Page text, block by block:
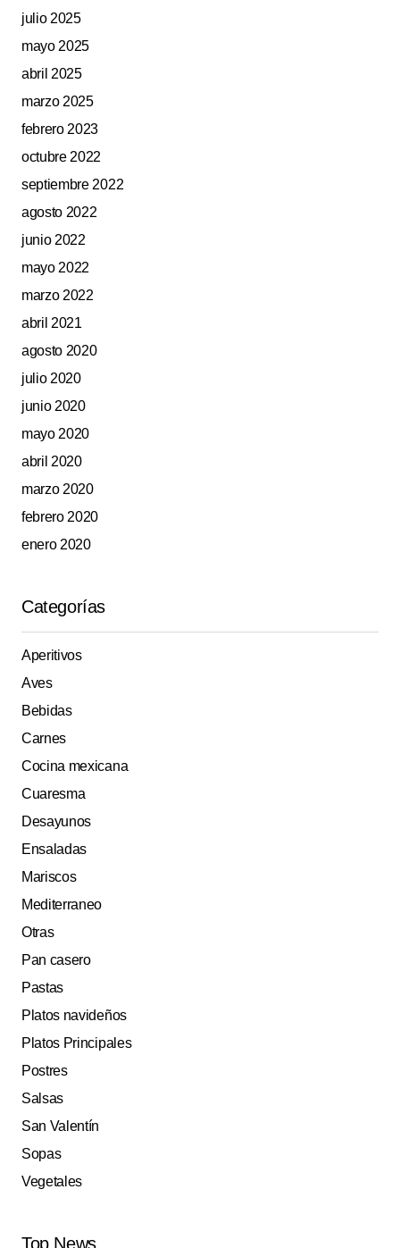
julio 2025
mayo 2025
abril 2025
marzo 2025
febrero 2023
octubre 2022
septiembre 2022
agosto 2022
junio 2022
mayo 2022
marzo 2022
abril 2021
agosto 2020
julio 2020
junio 2020
mayo 2020
abril 2020
marzo 2020
febrero 2020
enero 2020
Categorías
Aperitivos
Aves
Bebidas
Carnes
Cocina mexicana
Cuaresma
Desayunos
Ensaladas
Mariscos
Mediterraneo
Otras
Pan casero
Pastas
Platos navideños
Platos Principales
Postres
Salsas
San Valentín
Sopas
Vegetales
Top News